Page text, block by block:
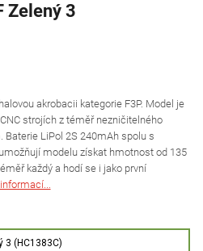
Zelený 3
akrobacii kategorie F3P. Model je
strojích z téměř nezničitelného
Baterie LiPol 2S 240mAh spolu s
modelu získat hmotnost od 135
každý a hodí se i jako první
3 (HC1383C)